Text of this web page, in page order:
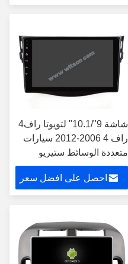
شاشة 9"/10.1" لتويوتا راف4
راف 4 2006-2012 سيارات
متعددة الوسائط ستيريو
احصل على افضل سعر